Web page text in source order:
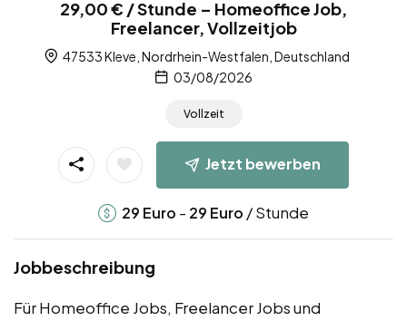
29,00 € / Stunde – Homeoffice Job,
Freelancer, Vollzeitjob
47533 Kleve, Nordrhein-Westfalen, Deutschland
03/08/2026
Vollzeit
Jetzt bewerben
29 Euro - 29 Euro / Stunde
Jobbeschreibung
Für Homeoffice Jobs, Freelancer Jobs und